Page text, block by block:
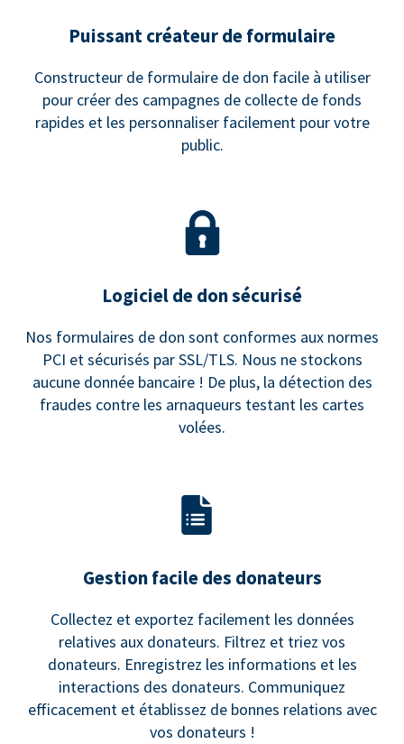
Puissant créateur de formulaire
Constructeur de formulaire de don facile à utiliser
pour créer des campagnes de collecte de fonds
rapides et les personnaliser facilement pour votre
public.
Logiciel de don sécurisé
Nos formulaires de don sont conformes aux normes
PCI et sécurisés par SSL/TLS. Nous ne stockons
aucune donnée bancaire ! De plus, la détection des
fraudes contre les arnaqueurs testant les cartes
volées.
Gestion facile des donateurs
Collectez et exportez facilement les données
relatives aux donateurs. Filtrez et triez vos
donateurs. Enregistrez les informations et les
interactions des donateurs. Communiquez
efficacement et établissez de bonnes relations avec
vos donateurs !